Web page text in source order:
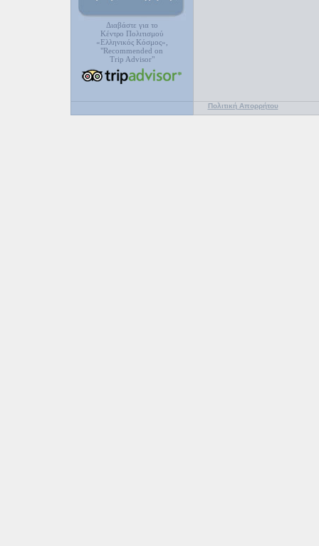
Διαβάστε για το
Κέντρο Πολιτισμού
«Ελληνικός Κόσμος»,
"Recommended on
Trip Advisor"
Πολιτική Απορρήτου